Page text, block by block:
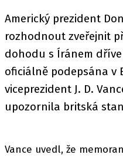
Americký prezident
rozhodnout zveřejnit
dohodu s Íránem
oficiálně podepsána v
viceprezident J. D.
upozornila britská
Vance uvedl, že